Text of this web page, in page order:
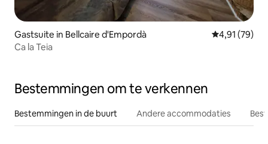
Gastsuite in Bellcaire d'Empordà Gemiddelde
4,91 (79)
Ca la Teia
Bestemmingen om te verkennen
Bestemmingen in de buurt Andere accommodaties